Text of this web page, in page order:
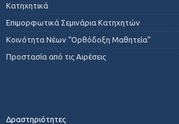
Κατηχητικά
Επιμορφωτικά Σεμινάρια Κατηχητών
Κοινότητα Νέων “Ορθόδοξη Μαθητεία”
Προστασία από τις Αιρέσεις
Δραστηριότητες